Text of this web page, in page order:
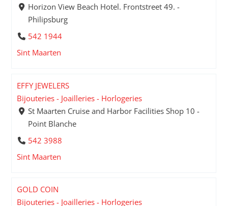
Horizon View Beach Hotel. Frontstreet 49. -
Philipsburg
542 1944
Sint Maarten
EFFY JEWELERS
Bijouteries - Joailleries - Horlogeries
St Maarten Cruise and Harbor Facilities Shop 10 -
Point Blanche
542 3988
Sint Maarten
GOLD COIN
Bijouteries - Joailleries - Horlogeries